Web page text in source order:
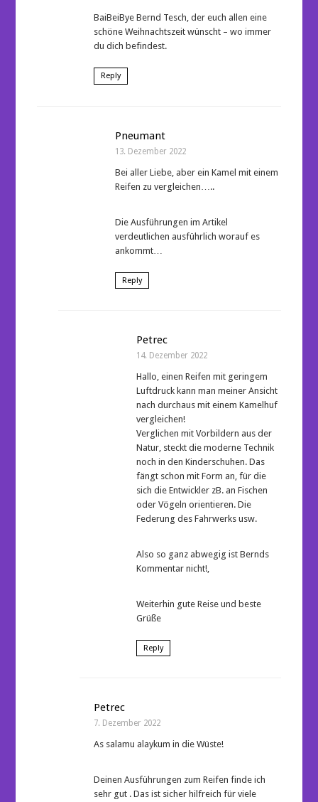
BaiBeiBye Bernd Tesch, der euch allen eine
schöne Weihnachtszeit wünscht – wo immer
du dich befindest.
Reply
Pneumant
13. Dezember 2022
Bei aller Liebe, aber ein Kamel mit einem
Reifen zu vergleichen…..
Die Ausführungen im Artikel
verdeutlichen ausführlich worauf es
ankommt…
Reply
Petrec
14. Dezember 2022
Hallo, einen Reifen mit geringem
Luftdruck kann man meiner Ansicht
nach durchaus mit einem Kamelhuf
vergleichen!
Verglichen mit Vorbildern aus der
Natur, steckt die moderne Technik
noch in den Kinderschuhen. Das
fängt schon mit Form an, für die
sich die Entwickler zB. an Fischen
oder Vögeln orientieren. Die
Federung des Fahrwerks usw.
Also so ganz abwegig ist Bernds
Kommentar nicht!,
Weiterhin gute Reise und beste
Grüße
Reply
Petrec
7. Dezember 2022
As salamu alaykum in die Wüste!
Deinen Ausführungen zum Reifen finde ich
sehr gut . Das ist sicher hilfreich für viele